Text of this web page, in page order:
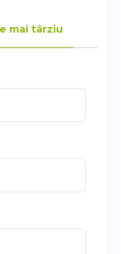
mai târziu